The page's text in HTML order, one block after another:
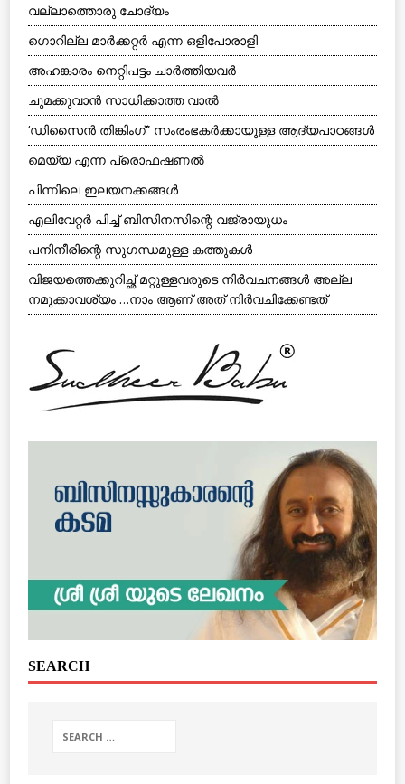
വല്ലാത്തൊരു ചോദ്യം
ഗൊറില്ല മാര്‍ക്കറ്റര്‍ എന്ന ഒളിപോരാളി
അഹങ്കാരം നെറ്റിപട്ടം ചാര്‍ത്തിയവര്‍
ചുമക്കുവാന്‍ സാധിക്കാത്ത വാല്‍
‘ഡിസൈന്‍ തിങ്കിംഗ്” സംരംഭകര്‍ക്കായുള്ള ആദ്യപാഠങ്ങള്‍
മെയ്യ എന്ന പ്രൊഫഷണല്‍
പിന്നിലെ ഇലയനക്കങ്ങള്‍
എലിവേറ്റര്‍ പിച്ച് ബിസിനസിന്റെ വജ്രായുധം
പനിനീരിന്റെ സുഗന്ധമുള്ള കത്തുകള്‍
വിജയത്തെക്കുറിച്ഛ് മറ്റുള്ളവരുടെ നിര്‍വചനങ്ങള്‍ അല്ല
നമുക്കാവശ്യം …നാം ആണ് അത് നിര്‍വചിക്കേണ്ടത്
SEARCH